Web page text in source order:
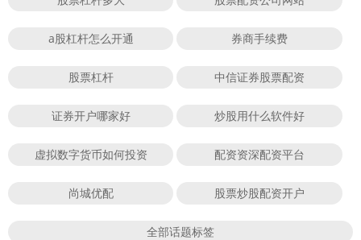
a股杠杆怎么开通 券商手续费
股票杠杆 中信证券股票配资
证券开户哪家好 炒股用什么软件好
虚拟数字货币如何投资 配资资深配资平台
尚城优配 股票炒股配资开户
全部话题标签